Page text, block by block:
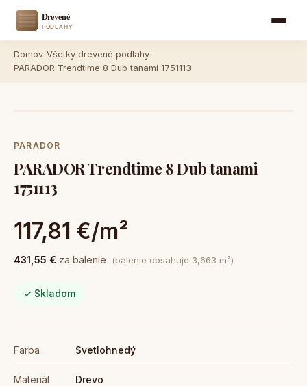
Domov Všetky drevené podlahy
PARADOR Trendtime 8 Dub tanami 1751113
PARADOR
PARADOR Trendtime 8 Dub tanami
1751113
117,81 €/m²
431,55 € za balenie (balenie obsahuje 3,663 m²)
✓ Skladom
Farba Svetlohnedý
Materiál Drevo